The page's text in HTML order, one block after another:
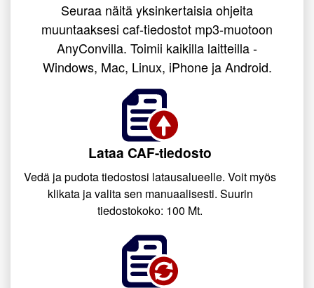
Seuraa näitä yksinkertaisia ohjeita
muuntaaksesi caf-tiedostot mp3-muotoon
AnyConvilla. Toimii kaikilla laitteilla -
Windows, Mac, Linux, iPhone ja Android.
Lataa CAF-tiedosto
Vedä ja pudota tiedostosi latausalueelle. Voit myös
klikata ja valita sen manuaalisesti. Suurin
tiedostokoko: 100 Mt.